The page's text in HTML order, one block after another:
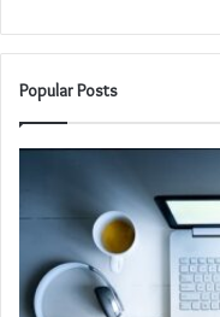
Popular Posts